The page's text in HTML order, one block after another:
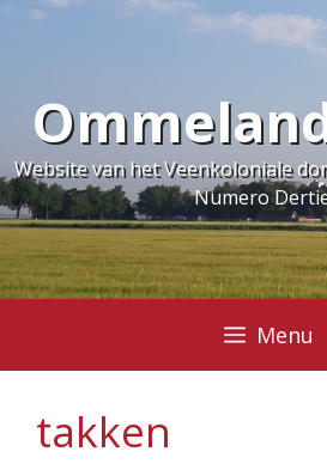
inhoud
Website van het Veenkoloniale
Numero
Menu
takken